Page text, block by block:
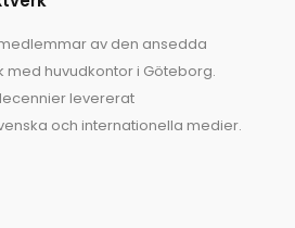
av den ansedda
med huvudkontor i Göteborg.
levererat
och internationella medier.